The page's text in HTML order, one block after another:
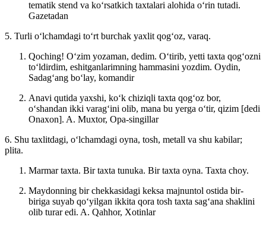
tematik stend va koʻrsatkich taxtalari alohida oʻrin tutadi.
Gazetadan
5. Turli oʻlchamdagi toʻrt burchak yaxlit qogʻoz, varaq.
Qoching! Oʻzim yozaman, dedim. Oʻtirib, yetti taxta qogʻozni
toʻldirdim, eshitganlarimning hammasini yozdim. Oydin,
Sadagʻang boʻlay, komandir
Anavi qutida yaxshi, koʻk chiziqli taxta qogʻoz bor,
oʻshandan ikki varagʻini olib, mana bu yerga oʻtir, qizim [dedi
Onaxon]. A. Muxtor, Opa-singillar
6. Shu taxlitdagi, oʻlchamdagi oyna, tosh, metall va shu kabilar;
plita.
Marmar taxta. Bir taxta tunuka. Bir taxta oyna. Taxta choy.
Maydonning bir chekkasidagi keksa majnuntol ostida bir-
biriga suyab qoʻyilgan ikkita qora tosh taxta sagʻana shaklini
olib turar edi. A. Qahhor, Xotinlar